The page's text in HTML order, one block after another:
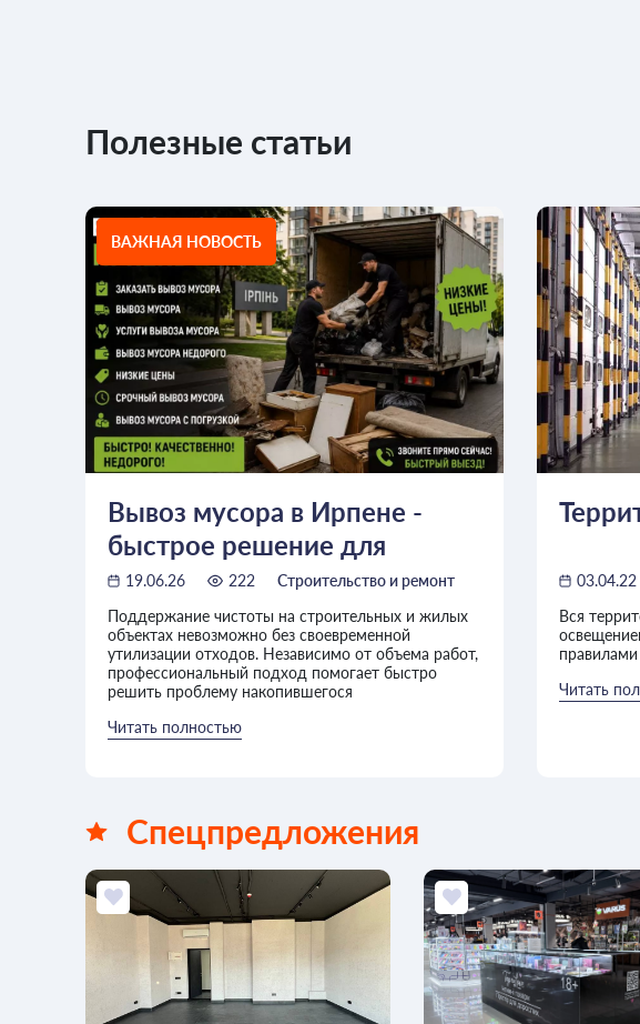
Полезные статьи
ВАЖНАЯ НОВОСТЬ
Вывоз мусора в Ирпене -
быстрое решение для
частных и коммерческих
объектов
19.06.26 222
Строительство и ремонт
Поддержание чистоты на строительных и жилых
объектах невозможно без своевременной
утилизации отходов. Независимо от объема работ,
профессиональный подход помогает быстро
решить проблему накопившегося
Читать полностью
03.04.22
Вся
Читать
Спецпредложения